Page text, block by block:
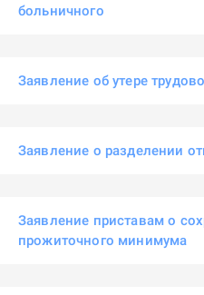
больничного
Заявление об утере
Заявление о разделении
Заявление приставам о
прожиточного минимума